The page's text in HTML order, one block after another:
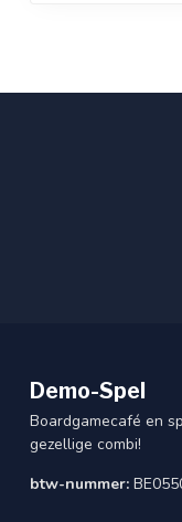
Demo-Spel
Boardgamecafé en
gezellige combi!
btw-nummer: